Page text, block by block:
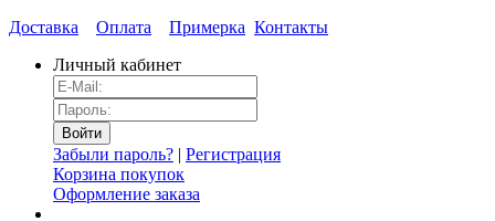
Доставка Оплата Примерка Контакты
Личный кабинет
Забыли пароль? | Регистрация
Корзина покупок
Оформление заказа